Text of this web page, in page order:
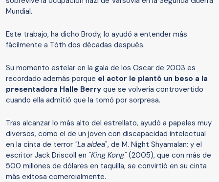
Mundial.
Este trabajo, ha dicho Brody, lo ayudó a entender más
fácilmente a Tóth dos décadas después.
Su momento estelar en la gala de los Oscar de 2003 es
recordado además porque el actor le plantó un beso a la
presentadora Halle Berry que se volvería controvertido
cuando ella admitió que la tomó por sorpresa.
Tras alcanzar lo más alto del estrellato, ayudó a papeles muy
diversos, como el de un joven con discapacidad intelectual
en la cinta de terror "La aldea", de M. Night Shyamalan; y el
escritor Jack Driscoll en "King Kong"(2005), que con más de
500 millones de dólares en taquilla, se convirtió en su cinta
más exitosa comercialmente.